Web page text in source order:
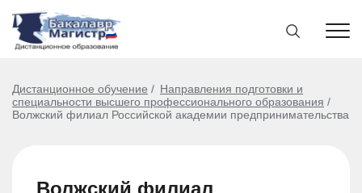
Дистанционное обучение
Направления подготовки и
специальности высшего профессионального образования
Волжский филиал Российской академии предпринимательства
Волжский филиал